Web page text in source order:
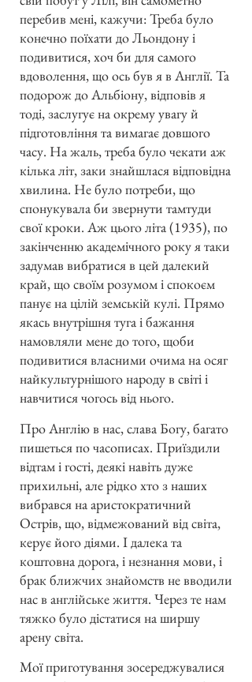
перебив мені, кажучи: Треба було
конечно поїхати до Льондону і
подивитися, хоч би для самого
вдоволення, що ось був я в Англії. Та
подорож до Альбіону, відповів я
тоді, заслугує на окрему увагу й
підготовління та вимагає довшого
часу. На жаль, треба було чекати аж
кілька літ, заки знайшлася відповідна
хвилина. Не було потреби, що
спонукувала би звернути тамтуди
свої кроки. Аж цього літа (1935), по
закінченню академічного року я таки
задумав вибратися в цей далекий
край, що своїм розумом і спокоєм
панує на цілій земській кулі. Прямо
якась внутрішня туга і бажання
намовляли мене до того, щоби
подивитися власними очима на осяг
найкультурнішого народу в світі і
навчитися чогось від нього.
Про Англію в нас, слава Богу, багато
пишеться по часописах. Приїздили
відтам і гості, деякі навіть дуже
прихильні, але рідко хто з наших
вибрався на аристократичний
Острів, що, відмежований від світа,
керує його діями. І далека та
коштовна дорога, і незнання мови, і
брак ближчих знайомств не вводили
нас в англійське життя. Через те нам
тяжко було дістатися на ширшу
арену світа.
Мої приготування зосереджувалися